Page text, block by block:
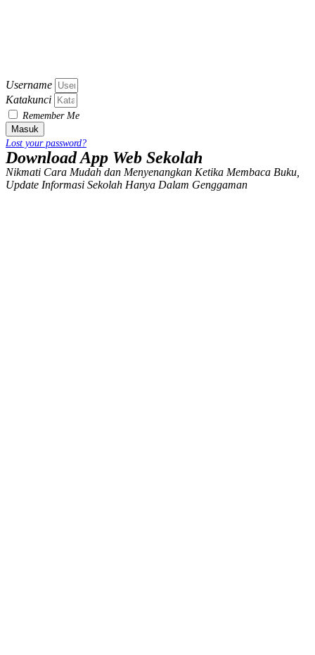
Username
Katakunci
Remember Me
Masuk
Lost your password?
Download App Web Sekolah
Nikmati Cara Mudah dan Menyenangkan Ketika Membaca Buku,
Update Informasi Sekolah Hanya Dalam Genggaman